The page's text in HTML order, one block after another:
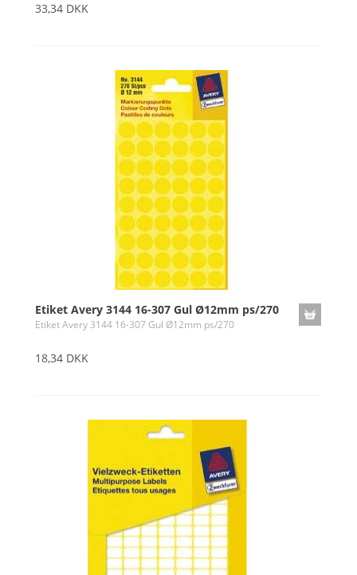
33,34 DKK
Etiket Avery 3144 16-307 Gul Ø12mm ps/270
Etiket Avery 3144 16-307 Gul Ø12mm ps/270
18,34 DKK